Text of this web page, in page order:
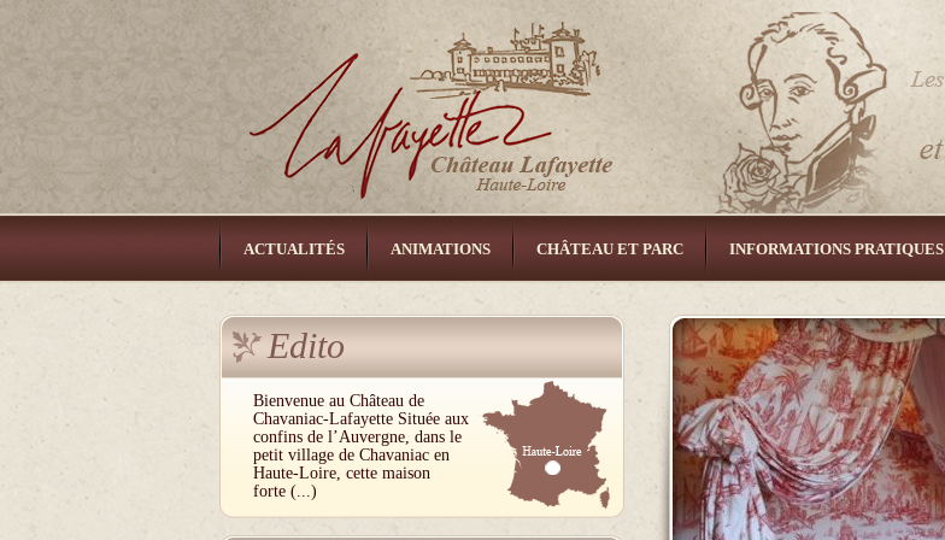
ACTUALITÉS ANIMATIONS CHÂTEAU ET PARC INFORMATIONS PRATIQUES
LIENS CONTACT
Edito
Bienvenue au Château de
Chavaniac-Lafayette Située aux
confins de l’Auvergne, dans le
petit village de Chavaniac en
Haute-Loire, cette maison
forte (...)